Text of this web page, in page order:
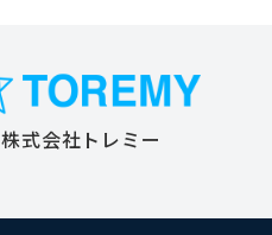
株式会社トレミー